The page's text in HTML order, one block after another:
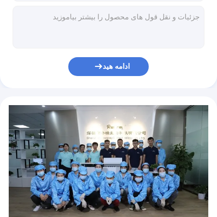
کیت های تست سریع آنتی ژن یکبار مصرف تایید CE تشخیص آزمایشگاهی
کیت های تست غیر تهاجمی کووید 19 POWERAY کیت تست سریع Ag NCoV
کیت های تست سواب بینی کووید 19 تایید شده توسط FDA کیت های تست سریع آنتی ژن در خانه
ادامه هید